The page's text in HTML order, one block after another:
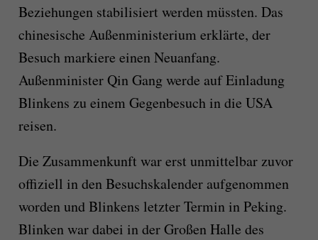
Beziehungen stabilisiert werden müssten. Das
chinesische Außenministerium erklärte, der
Besuch markiere einen Neuanfang.
Außenminister Qin Gang werde auf Einladung
Blinkens zu einem Gegenbesuch in die USA
reisen.
Die Zusammenkunft war erst unmittelbar zuvor
offiziell in den Besuchskalender aufgenommen
worden und Blinkens letzter Termin in Peking.
Blinken war dabei in der Großen Halle des